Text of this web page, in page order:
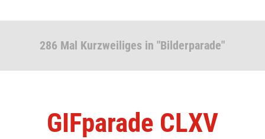
286 Mal Kurzweiliges in "Bilderparade"
GIFparade CLXV